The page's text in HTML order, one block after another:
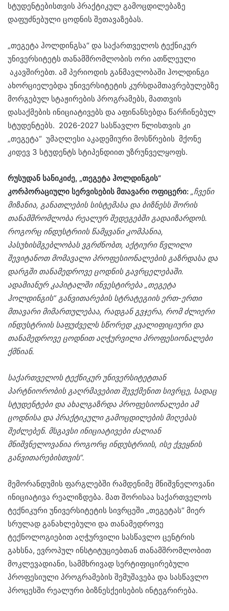
სტუდენტებისთვის პრაქტიკულ გამოცდილებაზე
დაფუძნებული ცოდნის შეთავაზებას.
„თეგეტა ჰოლდინგსა“ და საქართველოს ტექნიკურ
უნივერსიტეტს თანამშრომლობის ორი ათწლეული
აკავშირებთ. ამ პერიოდის განმავლობაში ჰოლდინგი
ახორციელებდა უნივერსიტეტის კურსდამთავრებულებზე
მორგებულ სტაჟირების პროგრამებს, მათთვის
დასაქმების ინიციატივებს და აფინანსებდა წარჩინებულ
სტუდენტებს. 2026-2027 სასწავლო წლისთვის კი
„თეგეტა“ უმაღლესი აკადემიური მოსწრების მქონე
კიდევ 3 სტუდენტს სტიპენდიით უზრუნველყოფს.
რუსუდან სანიკიძე, „თეგეტა ჰოლდინგის“
კორპორაციული სერვისების მთავარი ოფიცერი: „ჩვენი
მიზანია, განათლების სისტემასა და ბიზნესს შორის
თანამშრომლობა რეალურ შედეგებში გადაიზარდოს.
როგორც ინდუსტრიის წამყვანი კომპანია,
პასუხისმგებლობას ვგრძნობთ, აქტიური წვლილი
შევიტანოთ მომავალი პროფესიონალების გაზრდასა და
დარგში თანამედროვე ცოდნის გავრცელებაში.
ადამიანურ კაპიტალში ინვესტირება „თეგეტა
ჰოლდინგის“ განვითარების სტრატეგიის ერთ-ერთი
მთავარი მიმართულებაა, რადგან გვჯერა, რომ ძლიერი
ინდუსტრიის საფუძველს სწორედ კვალიფიციური და
თანამედროვე ცოდნით აღჭურვილი პროფესიონალები
ქმნიან.
საქართველოს ტექნიკურ უნივერსიტეტთან
პარტნიორობის გაღრმავებით შევქმენითსივრცე, სადაც
სტუდენტები და ახალგაზრდა პროფესიონალები ამ
ცოდნისა და პრაქტიკული გამოცდილების მიღებას
შეძლებენ. მსგავსი ინიციატივები ძალიან
მნიშვნელოვანია როგორც ინდუსტრიის, ისე ქვეყნის
განვითარებისთვის“.
მემორანდუმის ფარგლებში რამდენიმე მნიშვნელოვანი
ინიციატივა რეალიზდება. მათ შორისაა საქართველოს
ტექნიკური უნივერსიტეტის სივრცეში „თეგეტას“ მიერ
სრულად განახლებული და თანამედროვე
ტექნოლოგიებით აღჭურვილი სასწავლო ცენტრის
გახსნა, ევროპულ ინსტიტუციებთან თანამშრომლობით
მოკლევადიანი, სამმხრივად სერტიფიცირებული
პროფესიული პროგრამების შემუშავება და სასწავლო
პროცესში რეალური ბიზნესქეისების ინტეგრირება.